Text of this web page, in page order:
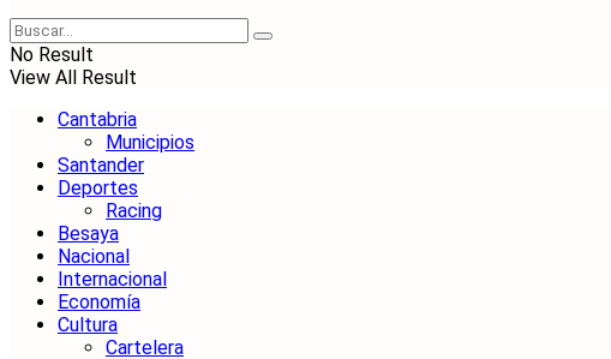
No Result
View All Result
Cantabria
Municipios
Santander
Deportes
Racing
Besaya
Nacional
Internacional
Economía
Cultura
Cartelera